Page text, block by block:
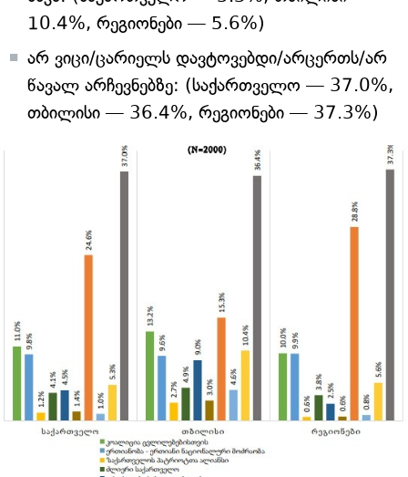
10.4%, რეგიონები — 5.6%)
არ ვიცი/ცარიელს დავტოვებდი/არცერთს/არ
წავალ არჩევნებზე: (საქართველო — 37.0%,
თბილისი — 36.4%, რეგიონები — 37.3%)